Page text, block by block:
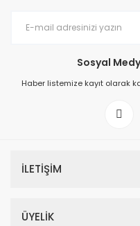
Sosyal
Haber listemize kayıt olarak
İLETİŞİM
ÜYELİK